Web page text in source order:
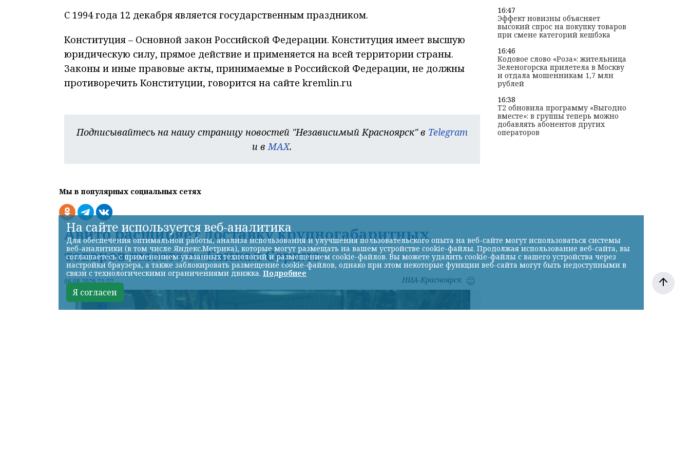
С 1994 года 12 декабря является государственным праздником.
Конституция – Основной закон Российской Федерации. Конституция имеет высшую
юридическую силу, прямое действие и применяется на всей территории страны.
Законы и иные правовые акты, принимаемые в Российской Федерации, не должны
противоречить Конституции, говорится на сайте kremlin.ru
Подписывайтесь на нашу страницу новостей "Независимый Красноярск" в Telegram
и вMAX.
Мы в популярных социальных сетях
Авито расширяет доставку крупногабаритных
товаров вместе с «Байкал Сервис»
06.08.2026 21:22 НИА-Красноярск
16:47
Эффект новизны объясняет
высокий спрос на покупку товаров
при смене категорий кешбэка
16:46
Кодовое слово «Роза»: жительница
Зеленогорска прилетела в Москву
и отдала мошенникам 1,7 млн
рублей
16:38
T2 обновила программу «Выгодно
вместе»: в группы теперь можно
добавлять абонентов других
операторов
На сайте используется веб-аналитика
Для обеспечения оптимальной работы, анализа использования и улучшения пользовательского опыта на веб-сайте могут использоваться системы
веб-аналитики (в том числе Яндекс.Метрика), которые могут размещать на вашем устройстве cookie-файлы. Продолжая использование веб-сайта, вы
соглашаетесь с применением указанных технологий и размещением cookie-файлов. Вы можете удалить cookie-файлы с вашего устройства через
настройки браузера, а также заблокировать размещение cookie-файлов, однако при этом некоторые функции веб-сайта могут быть недоступными в
связи с технологическими ограничениями движка. Подробнее
Я согласен